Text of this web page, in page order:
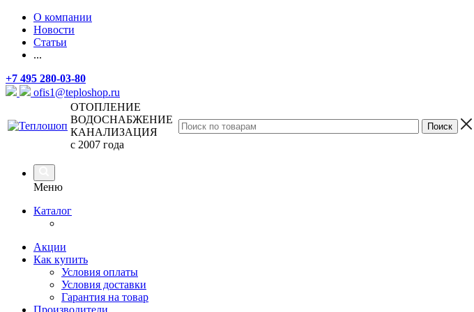
О компании
Новости
Статьи
...
+7 495 280-03-80
ofis1@teploshop.ru
ОТОПЛЕНИЕ
ВОДОСНАБЖЕНИЕ
КАНАЛИЗАЦИЯ
с 2007 года
Меню
Каталог
Акции
Как купить
Условия оплаты
Условия доставки
Гарантия на товар
Производители